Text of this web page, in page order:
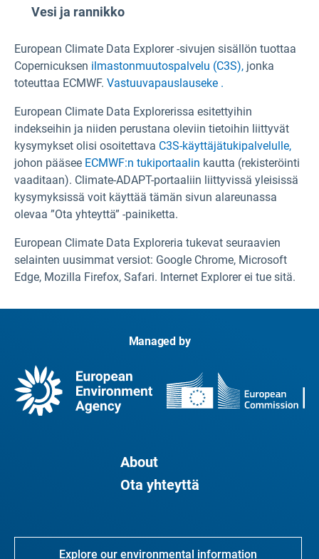
Vesi ja rannikko
European Climate Data Explorer -sivujen sisällön tuottaa
Copernicuksen ilmastonmuutospalvelu (C3S), jonka
toteuttaa ECMWF. Vastuuvapauslauseke .
European Climate Data Explorerissa esitettyihin
indekseihin ja niiden perustana oleviin tietoihin liittyvät
kysymykset olisi osoitettava C3S-käyttäjätukipalvelulle,
johon pääsee ECMWF:n tukiportaalin kautta (rekisteröinti
vaaditaan). Climate-ADAPT-portaaliin liittyvissä yleisissä
kysymyksissä voit käyttää tämän sivun alareunassa
olevaa ”Ota yhteyttä” -painiketta.
European Climate Data Exploreria tukevat seuraavien
selainten uusimmat versiot: Google Chrome, Microsoft
Edge, Mozilla Firefox, Safari. Internet Explorer ei tue sitä.
Managed by
About
Ota yhteyttä
Explore our environmental information